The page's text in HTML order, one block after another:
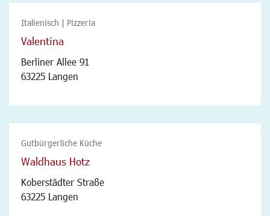
Italienisch | Pizzeria
Valentina
Berliner Allee 91
63225 Langen
Gutbürgerliche Küche
Waldhaus Hotz
Koberstädter Straße
63225 Langen